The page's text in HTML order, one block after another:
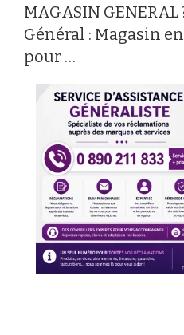
MAGASIN
Général : Magasin
pour …